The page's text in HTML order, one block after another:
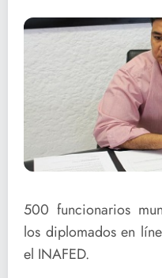
500 funcionarios
los diplomados en
el INAFED.